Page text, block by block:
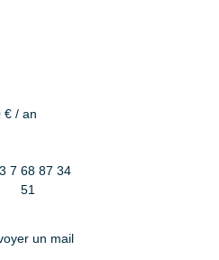
€ / an
7 68 87 34
51
un mail